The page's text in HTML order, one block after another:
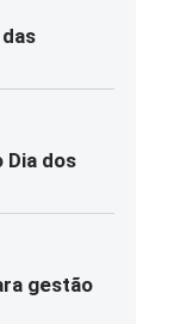
Dia dos
gestão